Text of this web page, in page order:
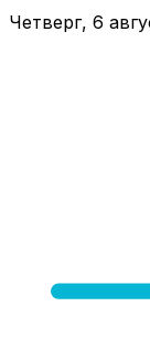
Перейти
Четверг, 6